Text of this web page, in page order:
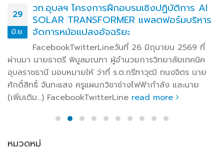
29
มิ.ย.
วท.อุบลฯ โครงการฝึกอบรมเชิงปฏิบัติการ AI
SOLAR TRANSFORMER แพลตฟอร์มบริหาร
จัดการหม้อแปลงอัจฉริยะ
FacebookTwitterLineวันที่ 26 มิถุนายน 2569 ที่
ผ่านมา นายธาตรี พิบูลมณฑา ผู้อำนวยการวิทยาลัยเทคนิค
อุบลราชธานี มอบหมายให้ ว่าที่ ร.ต.กรีฑาวุฒิ ทนงจิตร นาย
ศักดิ์สิทธิ์ จันทะแสง ครูแผนกวิชาช่างไฟฟ้ากำลัง และนาย
(เพิ่มเติม…) FacebookTwitterLine read more
หมวดหมู่